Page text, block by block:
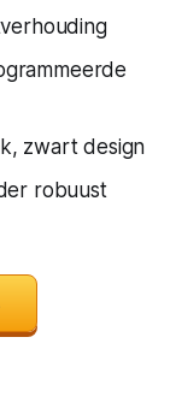
zwart design
robuust